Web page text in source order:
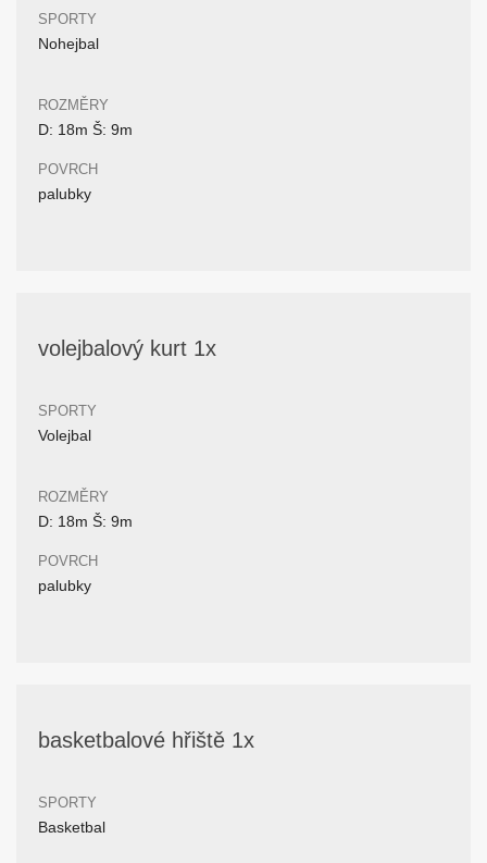
SPORTY
Nohejbal
ROZMĚRY
D: 18m Š: 9m
POVRCH
palubky
volejbalový kurt 1x
SPORTY
Volejbal
ROZMĚRY
D: 18m Š: 9m
POVRCH
palubky
basketbalové hřiště 1x
SPORTY
Basketbal